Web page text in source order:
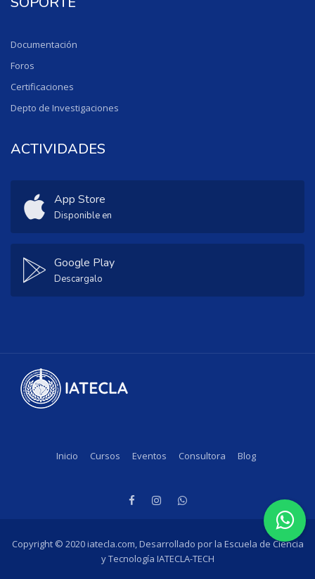
Documentación
Foros
Certificaciones
Depto de Investigaciones
ACTIVIDADES
App Store
Disponible en
Google Play
Descargalo
Inicio Cursos Eventos Consultora Blog
Copyright © 2020 iatecla.com, Desarrollado por la Escuela de Ciencia
y Tecnología IATECLA-TECH